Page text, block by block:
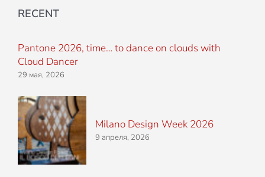
RECENT
Pantone 2026, time… to dance on clouds with
Cloud Dancer
29 мая, 2026
Milano Design Week 2026
9 апреля, 2026